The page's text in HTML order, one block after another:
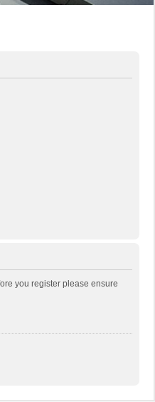
you register please ensure